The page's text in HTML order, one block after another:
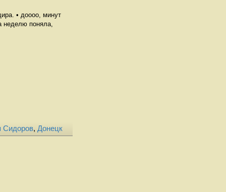
• доооо, минут
неделю поняла,
Сидоров, Донецк